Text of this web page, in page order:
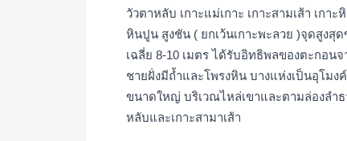
วัวตาหลับ เกาะแม่เกาะ เกาะสามเส้า เกา
หินปูน สูงชัน ( ยกเว้นเกาะพะลวย )จุดสูงสุ
เฉลี่ย 8-10 เมตร ได้รับอิทธิพลของตะกอน
ชายฝั่งมีถ้ำและโพรงหิน บางแห่งเป็นอุโม
ขนาดใหญ่ บริเวณไหล่เขาและตามล่องลำ
หลับและเกาะสามาเส้า